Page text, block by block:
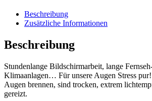
Beschreibung
Zusätzliche Informationen
Beschreibung
Stundenlange Bildschirmarbeit, lange
Klimaanlagen… Für unsere Augen Stress
Augen brennen, sind trocken, extrem
gereizt.